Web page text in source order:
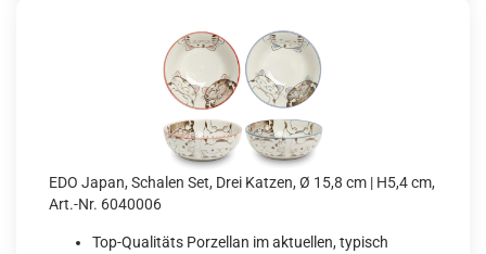
EDO Japan, Schalen Set, Drei Katzen, Ø 15,8 cm | H5,4 cm,
Art.-Nr. 6040006
Top-Qualitäts Porzellan im aktuellen, typisch